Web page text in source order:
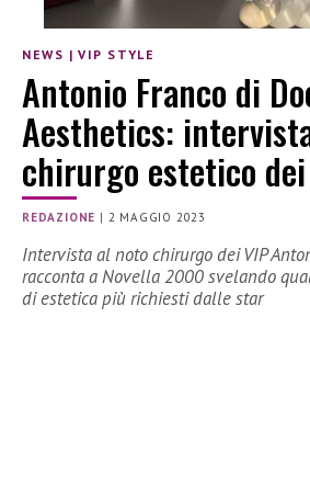
NEWS |VIP STYLE
Antonio Franco di
Aesthetics:
chirurgo estetico
REDAZIONE | 2 MAGGIO 2023
Intervista al noto chirurgo dei VIP
racconta a Novella 2000 svelando
di estetica più richiesti dalle star